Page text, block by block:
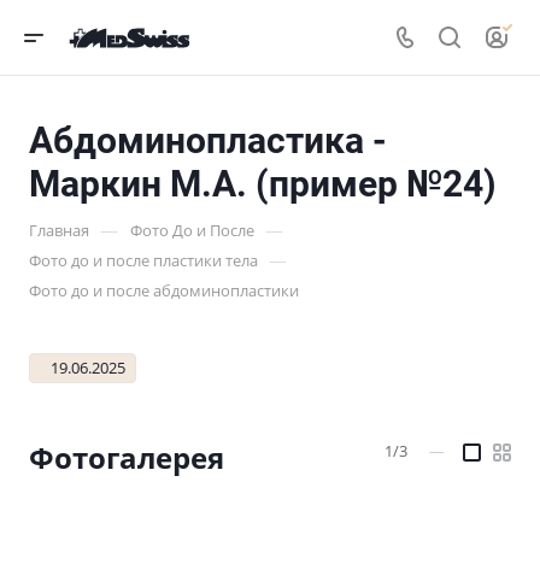
Абдоминопластика -
Маркин М.А. (пример №24)
Главная — Фото До и После —
Фото до и после пластики тела —
Фото до и после абдоминопластики
19.06.2025
Фотогалерея 1/3 —